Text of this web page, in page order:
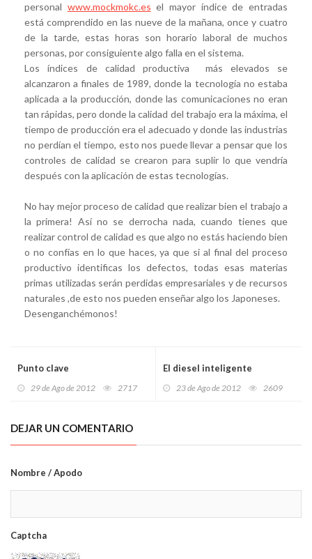
personal www.mockmokc.es el mayor índice de entradas
está comprendido en las nueve de la mañana, once y cuatro
de la tarde, estas horas son horario laboral de muchos
personas, por consiguiente algo falla en el sistema.
Los índices de calidad productiva más elevados se
alcanzaron a finales de 1989, donde la tecnología no estaba
aplicada a la producción, donde las comunicaciones no eran
tan rápidas, pero donde la calidad del trabajo era la máxima, el
tiempo de producción era el adecuado y donde las industrias
no perdían el tiempo, esto nos puede llevar a pensar que los
controles de calidad se crearon para suplir lo que vendría
después con la aplicación de estas tecnologías.
No hay mejor proceso de calidad que realizar bien el trabajo a
la primera! Así no se derrocha nada, cuando tienes que
realizar control de calidad es que algo no estás haciendo bien
o no confías en lo que haces, ya que si al final del proceso
productivo identificas los defectos, todas esas materias
primas utilizadas serán perdidas empresariales y de recursos
naturales ,de esto nos pueden enseñar algo los Japoneses.
Desenganchémonos!
Punto clave
29 de Ago de 2012 2717
El diesel inteligente
23 de Ago de 2012 2609
DEJAR UN COMENTARIO
Nombre / Apodo
Captcha